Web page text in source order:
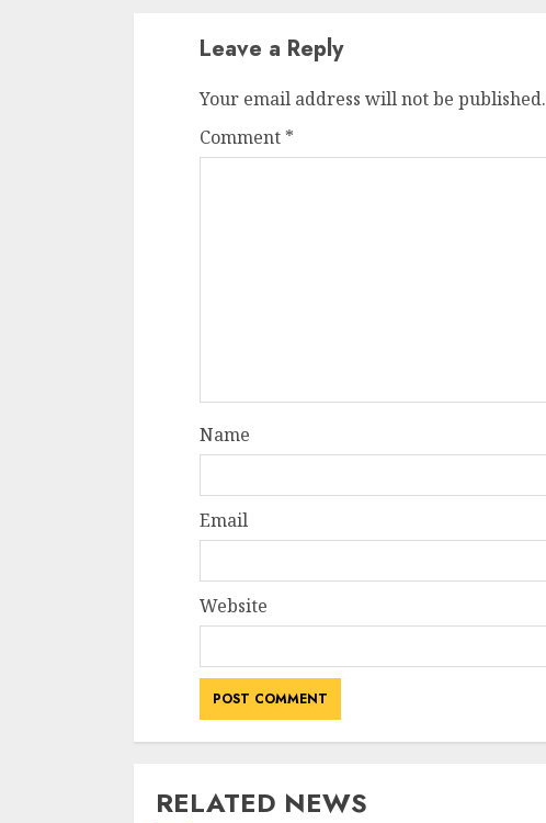
Leave a Reply
Your email address will not be published.
Comment *
Name
Email
Website
RELATED NEWS